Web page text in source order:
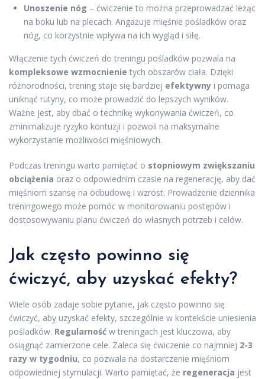
Unoszenie nóg – ćwiczenie to można przeprowadzać leżąc
na boku lub na plecach. Angażuje mięśnie pośladków oraz
nóg, co korzystnie wpływa na ich wygląd i siłę.
Włączenie tych ćwiczeń do treningu pośladków pozwala na
kompleksowe wzmocnienie tych obszarów ciała. Dzięki
różnorodności, trening staje się bardziej efektywny i pomaga
uniknąć rutyny, co może prowadzić do lepszych wyników.
Ważne jest, aby dbać o technikę wykonywania ćwiczeń, co
zminimalizuje ryzyko kontuzji i pozwoli na maksymalne
wykorzystanie możliwości mięśniowych.
Podczas treningu warto pamiętać o stopniowym zwiększaniu
obciążenia oraz o odpowiednim czasie na regenerację, aby dać
mięśniom szansę na odbudowę i wzrost. Prowadzenie dziennika
treningowego może pomóc w monitorowaniu postępów i
dostosowywaniu planu ćwiczeń do własnych potrzeb i celów.
Jak często powinno się
ćwiczyć, aby uzyskać efekty?
Wiele osób zadaje sobie pytanie, jak często powinno się
ćwiczyć, aby uzyskać efekty, szczególnie w kontekście uniesienia
pośladków. Regularność w treningach jest kluczowa, aby
osiągnąć zamierzone cele. Zaleca się ćwiczenie co najmniej 2-3
razy w tygodniu, co pozwala na dostarczenie mięśniom
odpowiedniej stymulacji. Warto pamiętać, że regeneracja jest